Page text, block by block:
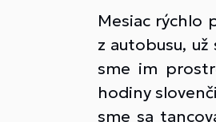
Mesiac rýchlo
z autobusu,
sme im
hodiny
sme sa